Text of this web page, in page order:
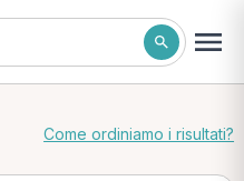
Come ordiniamo i risultati?